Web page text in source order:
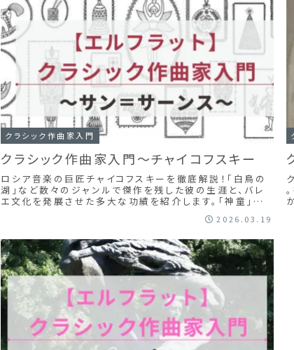
クラシック作曲家入門
クラシック作曲家入門～チャイコフスキー
ロシア音楽の巨匠チャイコフスキーを徹底解説！「白鳥の
湖」など数々のジャンルで傑作を残した彼の生涯と、バレ
エ文化を発展させた多大な功績を紹介します。「神童」か
2026.03.19